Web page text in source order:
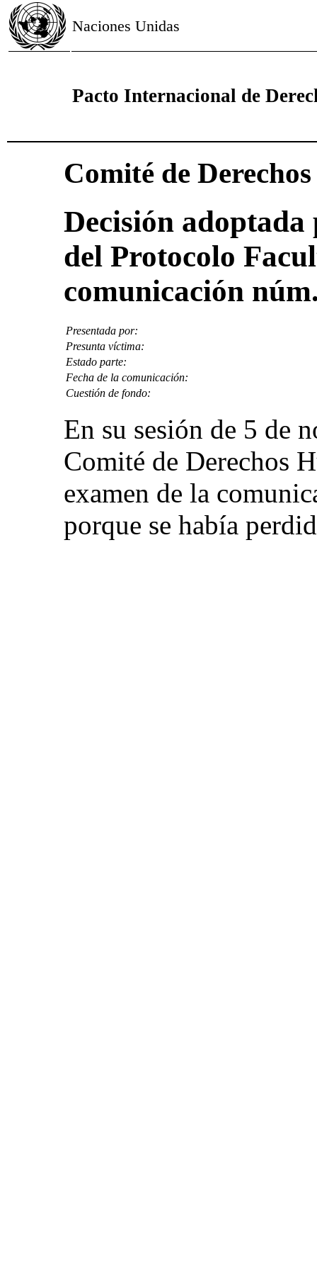
Naciones Unidas
Pacto Internacional de
Comité de
Decisión
del Protocolo
comunicación
Presentada por:
Presunta víctima:
Estado parte:
Fecha de la comunicación:
Cuestión de fondo:
En su sesión de 5 de
Comité de Derechos
examen de la
porque se había